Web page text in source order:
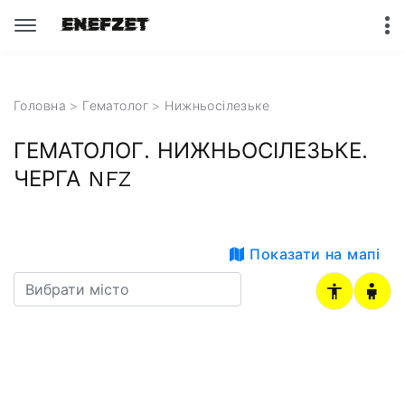
Головна > Гематолог > Нижньосілезьке
ГЕМАТОЛОГ. НИЖНЬОСІЛЕЗЬКЕ.
ЧЕРГА NFZ
Показати на мапі